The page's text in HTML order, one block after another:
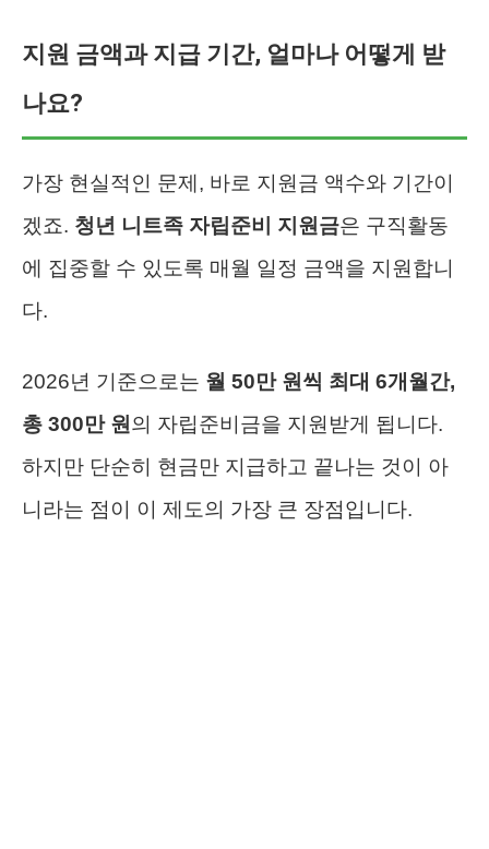
지원 금액과 지급 기간, 얼마나 어떻게 받
나요?
가장 현실적인 문제, 바로 지원금 액수와 기간이
겠죠. 청년 니트족 자립준비 지원금은 구직활동
에 집중할 수 있도록 매월 일정 금액을 지원합니
다.
2026년 기준으로는 월 50만 원씩 최대 6개월간,
총 300만 원 의 자립준비금을 지원받게 됩니다.
하지만 단순히 현금만 지급하고 끝나는 것이 아
니라는 점이 이 제도의 가장 큰 장점입니다.